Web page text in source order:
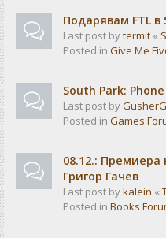
Подарявам FTL в
Last post bytermit «
Posted in Give Me
South Park:
Last post by
Posted in Games
08.12.: Премиера
Григор Гачев
Last post bykalein «
Posted in Books